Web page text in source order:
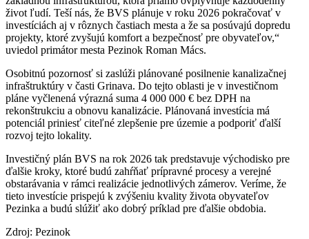
život ľudí. Teší nás, že BVS plánuje v roku 2026 pokračovať v
investíciách aj v rôznych častiach mesta a že sa posúvajú dopredu
projekty, ktoré zvyšujú komfort a bezpečnosť pre obyvateľov,“
uviedol primátor mesta Pezinok Roman Mács.
Osobitnú pozornosť si zaslúži plánované posilnenie kanalizačnej
infraštruktúry v časti Grinava. Do tejto oblasti je v investičnom
pláne vyčlenená výrazná suma 4 000 000 € bez DPH na
rekonštrukciu a obnovu kanalizácie. Plánovaná investícia má
potenciál priniesť citeľné zlepšenie pre územie a podporiť ďalší
rozvoj tejto lokality.
Investičný plán BVS na rok 2026 tak predstavuje východisko pre
ďalšie kroky, ktoré budú zahŕňať prípravné procesy a verejné
obstarávania v rámci realizácie jednotlivých zámerov. Veríme, že
tieto investície prispejú k zvýšeniu kvality života obyvateľov
Pezinka a budú slúžiť ako dobrý príklad pre ďalšie obdobia.
Zdroj: Pezinok